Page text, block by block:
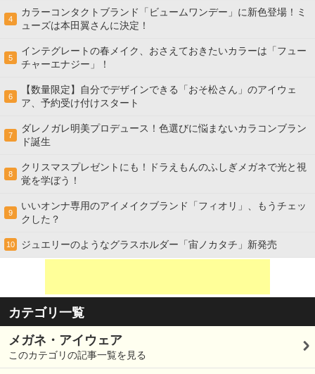
4
カラーコンタクトブランド「ビュームワンデー」に新色登場！ミ
ューズは本田翼さんに決定！
5
インテグレートの春メイク、おさえておきたいカラーは「フュー
チャーエナジー」！
6
【数量限定】自分でデザインできる「おそ松さん」のアイウェ
ア、予約受け付けスタート
7
ダレノガレ明美プロデュース！色選びに悩まないカラコンブラン
ド誕生
8
クリスマスプレゼントにも！ドラえもんのふしぎメガネで光と視
覚を学ぼう！
9
いいオンナ専用のアイメイクブランド「フィオリ」、もうチェッ
クした？
10 ジュエリーのようなグラスホルダー「宙ノカタチ」新発売
カテゴリ一覧
メガネ・アイウェア
このカテゴリの記事一覧を見る